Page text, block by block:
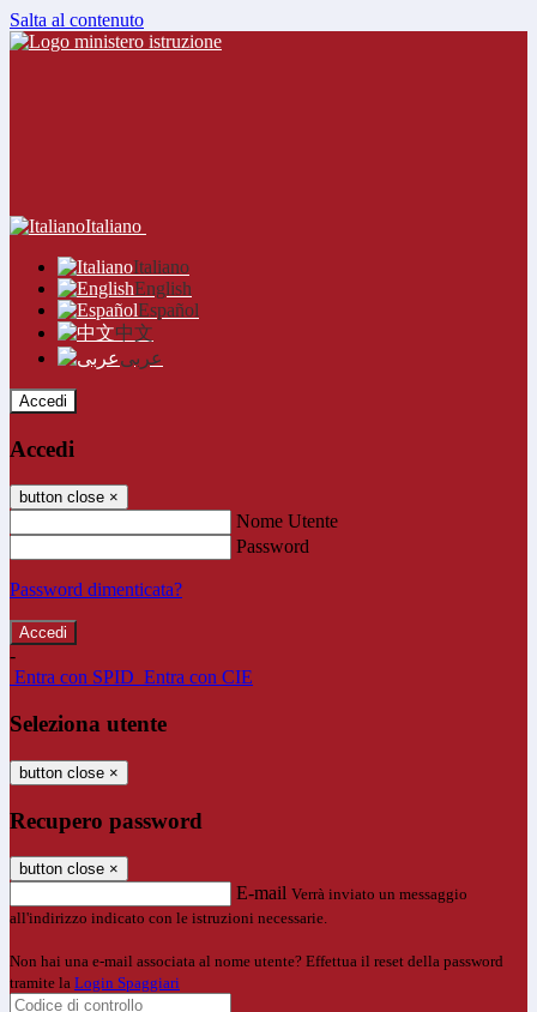
Salta al contenuto
Italiano
Italiano
English
Español
中文
عربى
Accedi
Accedi
button close ×
Nome Utente
Password
Password dimenticata?
-
Entra con SPID Entra con CIE
Seleziona utente
button close ×
Recupero password
button close ×
E-mail Verrà inviato un messaggio
all'indirizzo indicato con le istruzioni necessarie.
Non hai una e-mail associata al nome utente? Effettua il reset della password
tramite la Login Spaggiari